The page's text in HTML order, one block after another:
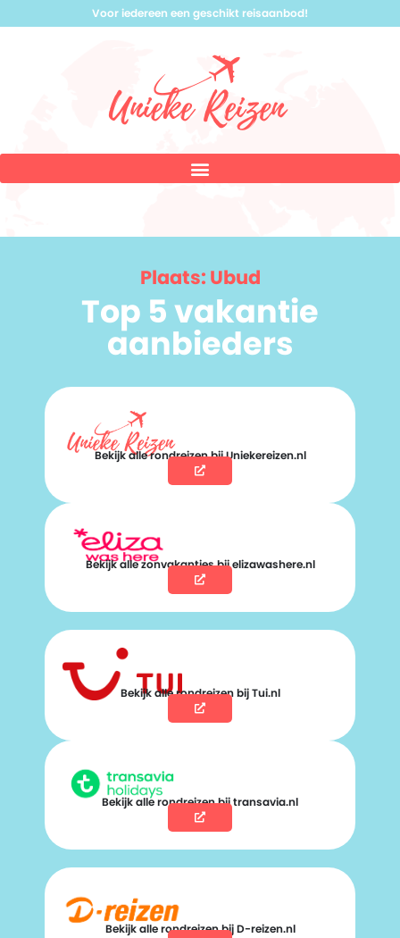
Voor iedereen een geschikt reisaanbod!
Plaats: Ubud
Top 5 vakantie
aanbieders
Bekijk alle rondreizen bij Uniekereizen.nl
Bekijk alle zonvakanties bij elizawashere.nl
Bekijk alle rondreizen bij Tui.nl
Bekijk alle rondreizen bij transavia.nl
Bekijk alle rondreizen bij D-reizen.nl